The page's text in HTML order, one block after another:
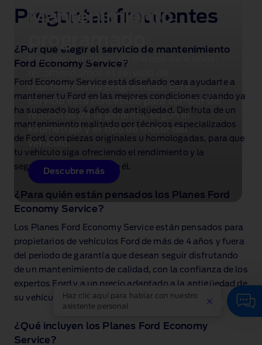
Mantenimiento
programado
Para los vehículos de menos de 4 años,
mantenimiento programado. Este
servicio está concebido para cumplir los
requisitos de la garantía, según el
kilometraje y el tipo de motor del
vehículo.
Descubre más
Preguntas frecuentes
¿Por qué elegir el servicio de mantenimiento
Ford Economy Service?
Ford Economy Service está diseñado para ayudarte a
mantener tu Ford en las mejores condiciones cuando ya
ha superado los 4 años de antigüedad. Disfruta de un
mantenimiento realizado por técnicos especializados
de Ford, con piezas originales u homologadas, para que
tu vehículo siga ofreciendo el rendimiento y la
seguridad que esperas de él.
¿Para quién están pensados los Planes Ford
Economy Service?
Los Planes Ford Economy Service están pensados para
propietarios de vehículos Ford de más de 4 años y fuera
del periodo de garantía que desean seguir disfrutando
de un mantenimiento de calidad, con la confianza de los
expertos Ford y a un precio adaptado a la antigüedad de
su vehículo.
¿Qué incluyen los Planes Ford Economy
Service?
Haz clic aquí para hablar con nuestro
asistente personal